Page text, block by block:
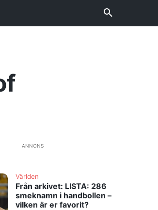
ANNONS
Världen
Från arkivet: LISTA: 286
smeknamn i handbollen –
vilken är er favorit?